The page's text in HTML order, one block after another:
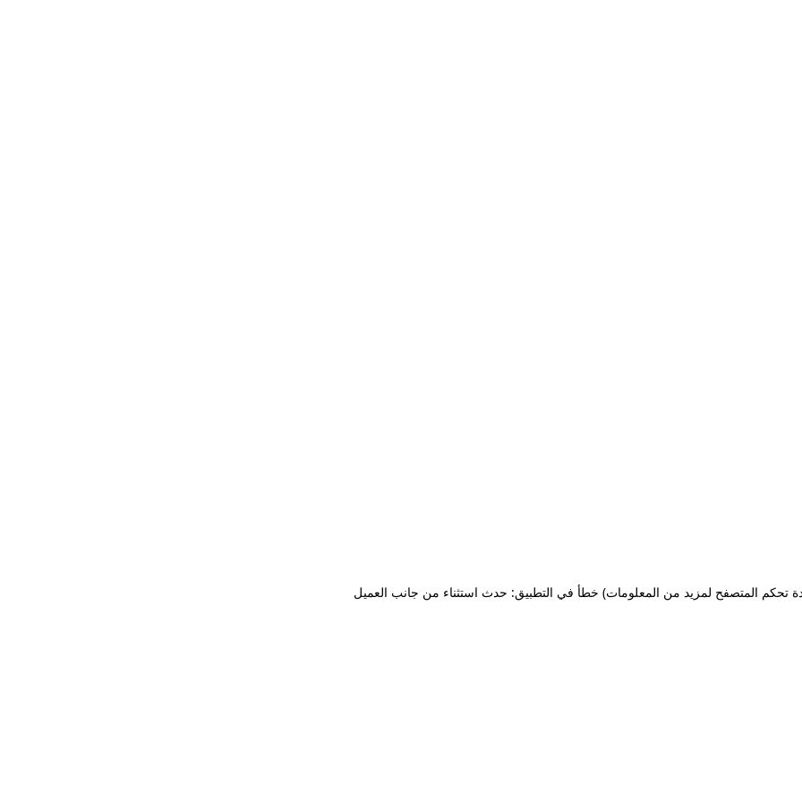
خطأ في التطبيق: حدث استثناء من جانب العميل تحكم المتصفح لمزيد من المعلومات)